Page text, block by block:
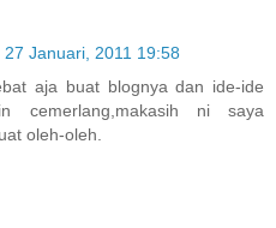
27 Januari, 2011 19:58
aja buat blognya dan ide-ide
cemerlang,makasih ni saya
oleh-oleh.